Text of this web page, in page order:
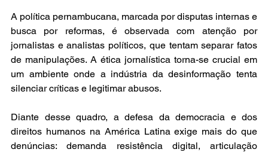
A política pernambucana, marcada por disputas internas e
busca por reformas, é observada com atenção por
jornalistas e analistas políticos, que tentam separar fatos
de manipulações. A ética jornalística torna-se crucial em
um ambiente onde a indústria da desinformação tenta
silenciar críticas e legitimar abusos.
Diante desse quadro, a defesa da democracia e dos
direitos humanos na América Latina exige mais do que
denúncias: demanda resistência digital, articulação